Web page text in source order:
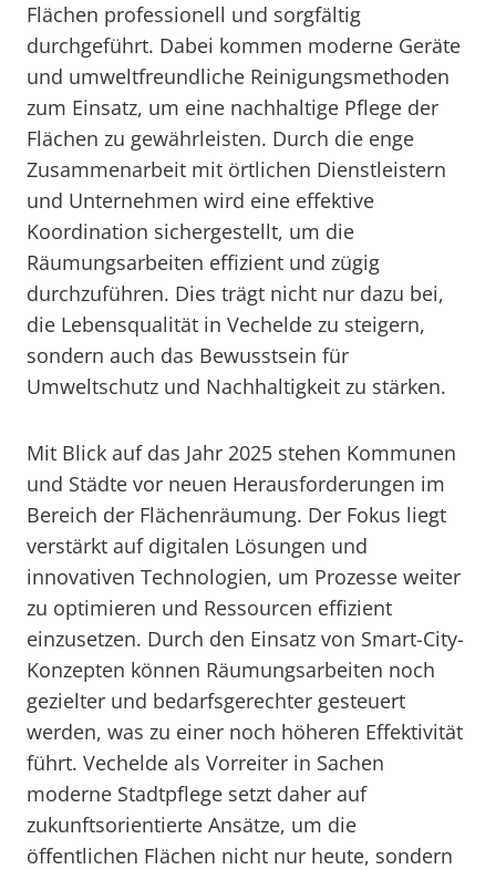
Flächen professionell und sorgfältig
durchgeführt. Dabei kommen moderne Geräte
und umweltfreundliche Reinigungsmethoden
zum Einsatz, um eine nachhaltige Pflege der
Flächen zu gewährleisten. Durch die enge
Zusammenarbeit mit örtlichen Dienstleistern
und Unternehmen wird eine effektive
Koordination sichergestellt, um die
Räumungsarbeiten effizient und zügig
durchzuführen. Dies trägt nicht nur dazu bei,
die Lebensqualität in Vechelde zu steigern,
sondern auch das Bewusstsein für
Umweltschutz und Nachhaltigkeit zu stärken.
Mit Blick auf das Jahr 2025 stehen Kommunen
und Städte vor neuen Herausforderungen im
Bereich der Flächenräumung. Der Fokus liegt
verstärkt auf digitalen Lösungen und
innovativen Technologien, um Prozesse weiter
zu optimieren und Ressourcen effizient
einzusetzen. Durch den Einsatz von Smart-City-
Konzepten können Räumungsarbeiten noch
gezielter und bedarfsgerechter gesteuert
werden, was zu einer noch höheren Effektivität
führt. Vechelde als Vorreiter in Sachen
moderne Stadtpflege setzt daher auf
zukunftsorientierte Ansätze, um die
öffentlichen Flächen nicht nur heute, sondern